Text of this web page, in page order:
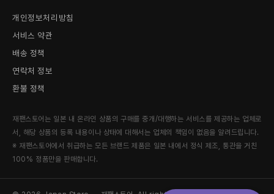
개인정보처리방침
서비스 약관
배송 정책
연락처 정보
환불 정책
재팬스토어는 일본 내 온라인 상품의 구매를 중개/대행하는 서비스를 제공하는 업체로
서, 해당 상품의 등록 내용이나 상태에 대해서는 업체의 책임이 없음을 알려드립니다.
※ 재팬스토어에서 취급하는 모든 브랜드 제품은 일본 내에서 정식 제조, 통관을 거친
100% 정품만을 판매합니다.